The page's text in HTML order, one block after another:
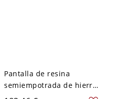
Pantalla de resina
semiempotrada de hierro
fundido en tiza con 1 luz